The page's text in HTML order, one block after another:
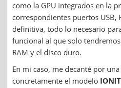
como la GPU integrados en la
correspondientes puertos USB,
definitiva, todo lo necesario
funcional al que solo
RAM y el disco duro.
En mi caso, me decanté por
concretamente el modelo